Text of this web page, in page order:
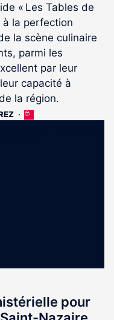
« Les Tables de
la perfection
la scène culinaire
parmi les
par leur
capacité à
la région.
Cet
pour